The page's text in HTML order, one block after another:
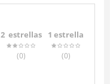
2 estrellas
(0)
1 estrella
(0)